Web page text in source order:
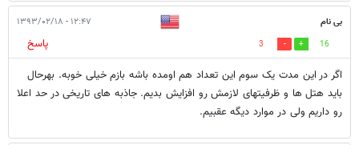
بی نام ۱۲:۴۷ - ۱۳۹۳/۰۲/۱۸
16
3
پاسخ
اگر در این مدت یک سوم این تعداد هم اومده باشه بازم خیلی خوبه. بهرحال
باید هتل ها و ظرفیتهای لازمش رو افزایش بدیم. جاذبه های تاریخی در حد اعلا
رو داریم ولی در موارد دیگه عقبیم.